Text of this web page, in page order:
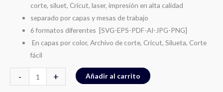
corte, siluet, Cricut, laser, impresión en alta calidad
separado por capas y mesas de trabajo
6 formatos diferentes [SVG-EPS-PDF-AI-JPG-PNG]
En capas por color, Archivo de corte, Cricut, Silueta, Corte
fácil
- + Añadir al carrito